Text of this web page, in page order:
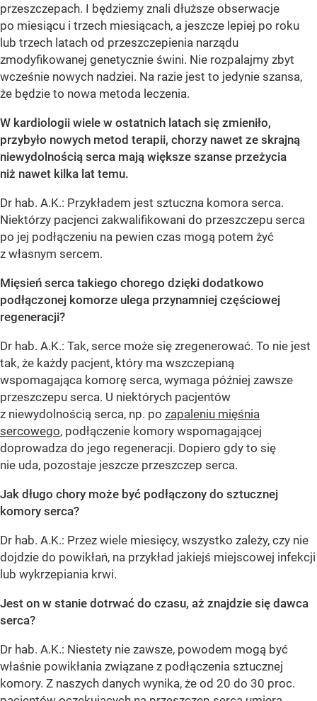
przeszczepach. I będziemy znali dłuższe obserwacje
po miesiącu i trzech miesiącach, a jeszcze lepiej po roku
lub trzech latach od przeszczepienia narządu
zmodyfikowanej genetycznie świni. Nie rozpalajmy zbyt
wcześnie nowych nadziei. Na razie jest to jedynie szansa,
że będzie to nowa metoda leczenia.
W kardiologii wiele w ostatnich latach się zmieniło,
przybyło nowych metod terapii, chorzy nawet ze skrajną
niewydolnością serca mają większe szanse przeżycia
niż nawet kilka lat temu.
Dr hab. A.K.: Przykładem jest sztuczna komora serca.
Niektórzy pacjenci zakwalifikowani do przeszczepu serca
po jej podłączeniu na pewien czas mogą potem żyć
z własnym sercem.
Mięsień serca takiego chorego dzięki dodatkowo
podłączonej komorze ulega przynamniej częściowej
regeneracji?
Dr hab. A.K.: Tak, serce może się zregenerować. To nie jest
tak, że każdy pacjent, który ma wszczepianą
wspomagająca komorę serca, wymaga później zawsze
przeszczepu serca. U niektórych pacjentów
z niewydolnością serca, np. po zapaleniu mięśnia
sercowego, podłączenie komory wspomagającej
doprowadza do jego regeneracji. Dopiero gdy to się
nie uda, pozostaje jeszcze przeszczep serca.
Jak długo chory może być podłączony do sztucznej
komory serca?
Dr hab. A.K.: Przez wiele miesięcy, wszystko zależy, czy nie
dojdzie do powikłań, na przykład jakiejś miejscowej infekcji
lub wykrzepiania krwi.
Jest on w stanie dotrwać do czasu, aż znajdzie się dawca
serca?
Dr hab. A.K.: Niestety nie zawsze, powodem mogą być
właśnie powikłania związane z podłączenia sztucznej
komory. Z naszych danych wynika, że od 20 do 30 proc.